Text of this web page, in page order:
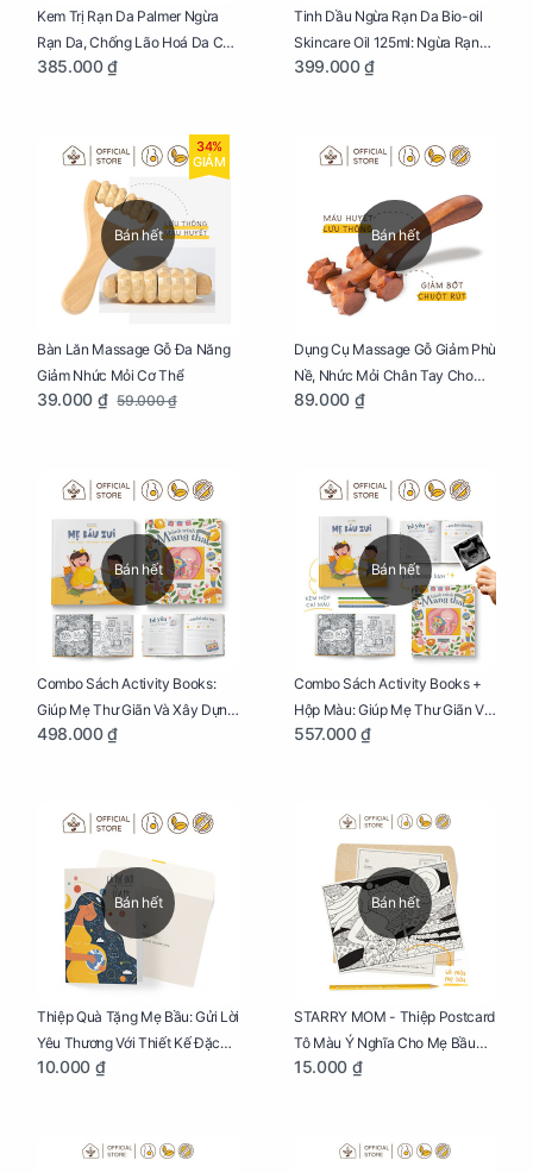
Kem Trị Rạn Da Palmer Ngừa
Rạn Da, Chống Lão Hoá Da Cho
Mẹ Bầu Tuýp 125g
385.000 ₫
Tinh Dầu Ngừa Rạn Da Bio-oil
Skincare Oil 125ml: Ngừa Rạn
Da, Chăm Sóc Da Toàn Diện
399.000 ₫
Bán hết
34%
GIẢM
Bàn Lăn Massage Gỗ Đa Năng
Giảm Nhức Mỏi Cơ Thể
39.000 ₫ 59.000 ₫
Bán hết
Dụng Cụ Massage Gỗ Giảm Phù
Nề, Nhức Mỏi Chân Tay Cho
Mẹ Bầu
89.000 ₫
Bán hết
Combo Sách Activity Books:
Giúp Mẹ Thư Giãn Và Xây Dựng
Thai Kỳ Chu Đáo
498.000 ₫
Bán hết
Combo Sách Activity Books +
Hộp Màu: Giúp Mẹ Thư Giãn Và
Xây Dựng Thai Kỳ Chu Đáo
557.000 ₫
Bán hết
Thiệp Quà Tặng Mẹ Bầu: Gửi Lời
Yêu Thương Với Thiết Kế Đặc
Biệt Dành Riêng Cho Mẹ Bầu
10.000 ₫
Bán hết
STARRY MOM - Thiệp Postcard
Tô Màu Ý Nghĩa Cho Mẹ Bầu
Sáng Tạo, Thư Giãn Và Hạnh
15.000 ₫